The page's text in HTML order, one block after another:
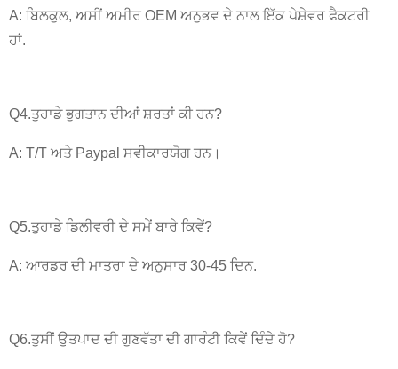
A: ਬਿਲਕੁਲ, ਅਸੀਂ ਅਮੀਰ OEM ਅਨੁਭਵ ਦੇ ਨਾਲ ਇੱਕ ਪੇਸ਼ੇਵਰ ਫੈਕਟਰੀ
ਹਾਂ.
Q4.ਤੁਹਾਡੇ ਭੁਗਤਾਨ ਦੀਆਂ ਸ਼ਰਤਾਂ ਕੀ ਹਨ?
A: T/T ਅਤੇ Paypal ਸਵੀਕਾਰਯੋਗ ਹਨ।
Q5.ਤੁਹਾਡੇ ਡਿਲੀਵਰੀ ਦੇ ਸਮੇਂ ਬਾਰੇ ਕਿਵੇਂ?
A: ਆਰਡਰ ਦੀ ਮਾਤਰਾ ਦੇ ਅਨੁਸਾਰ 30-45 ਦਿਨ.
Q6.ਤੁਸੀਂ ਉਤਪਾਦ ਦੀ ਗੁਣਵੱਤਾ ਦੀ ਗਾਰੰਟੀ ਕਿਵੇਂ ਦਿੰਦੇ ਹੋ?